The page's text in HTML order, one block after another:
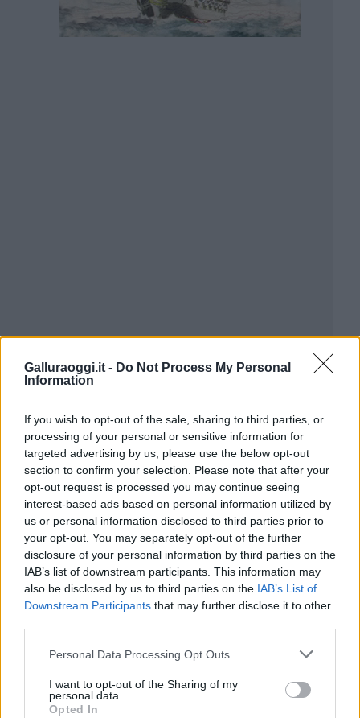
Galluraoggi.it - Do Not Process My Personal
Information
If you wish to opt-out of the sale, sharing to third parties, or
processing of your personal or sensitive information for
targeted advertising by us, please use the below opt-out
section to confirm your selection. Please note that after your
opt-out request is processed you may continue seeing
interest-based ads based on personal information utilized by
us or personal information disclosed to third parties prior to
your opt-out. You may separately opt-out of the further
disclosure of your personal information by third parties on the
IAB’s list of downstream participants. This information may
also be disclosed by us to third parties on the IAB’s List of
Downstream Participants that may further disclose it to other
Please note that this website/app uses one or more Google
not limited to your visit or usage behaviour. You may click to
grant or deny consent to Google and its third-party tags to
Personal Data Processing Opt Outs
I want to opt-out of the Sharing of my
personal data.
Opted In